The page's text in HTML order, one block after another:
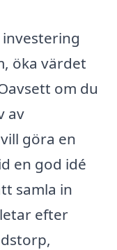
öka värdet
om du
av
göra en
en god idé
samla in
efter